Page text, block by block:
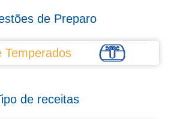
de Preparo
Temperados
de receitas